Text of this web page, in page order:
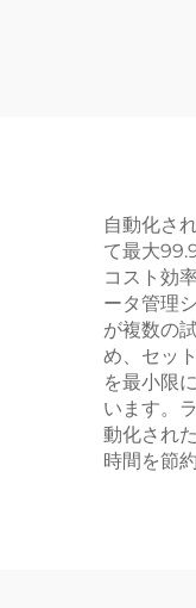
自動化さ
て最大
コスト効
ータ管理
が複数の
め、セッ
を最小限
います。
動化され
時間を節